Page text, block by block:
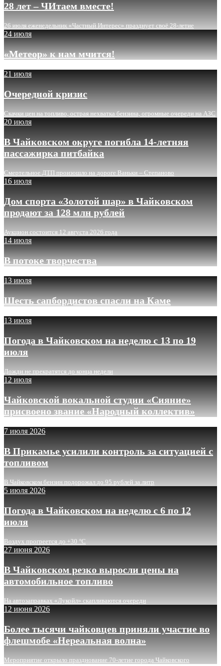
28 лет – ЧИтаем вместе!
26 июля еженедельник «Частный Интерес» празднует своё 28-летие
24 июля
«Метеор» к нам мчится!
21 июля
Очередной кризис
Скачки цен на топливо, острая нехватка бензина, огромные очереди на АЗС
20 июля
В Чайковском округе погибла 14-летняя
пассажирка питбайка
Смертельное ДТП произошло на дороге Ваньки – Степаново
16 июля
Дом спорта «Золотой шар» в Чайковском
продают за 128 млн рублей
Аукцион состоится 12 августа 2026 года
14 июля
В потоке творчества
13 июля
Шесть сапбордистов спасли на Каме
13 июля
Погода в Чайковском на неделю с 13 по 19
июля
Дожди не прекратятся до конца недели
12 июля
Чайковской вокальной студии «Сияние»
присвоено звание «Народный коллектив»
7 июля 2026
В Прикамье усилили контроль за ситуацией с
топливом
В Чайковском бензин подорожал до 95 рублей за литр
5 июля 2026
Погода в Чайковском на неделю с 6 по 12
июля
Воздух прогреется до +30 °C
27 июня 2026
В Чайковском резко выросли цены на
автомобильное топливо
На автозаправках «Лукойл» скапливаются очереди
12 июня 2026
Более тысячи чайковцев приняли участие во
флешмобе «Нереальная волна»
Мероприятие открыло празднование 70-летие города Чайковского